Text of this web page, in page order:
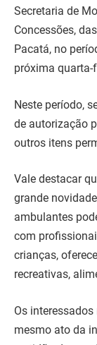
Secretaria de
Concessões,
Pacatá, no
próxima quarta-
Neste período,
de autorização
outros itens
Vale destacar
grande
ambulantes
com
crianças,
recreativas,
Os
mesmo ato da